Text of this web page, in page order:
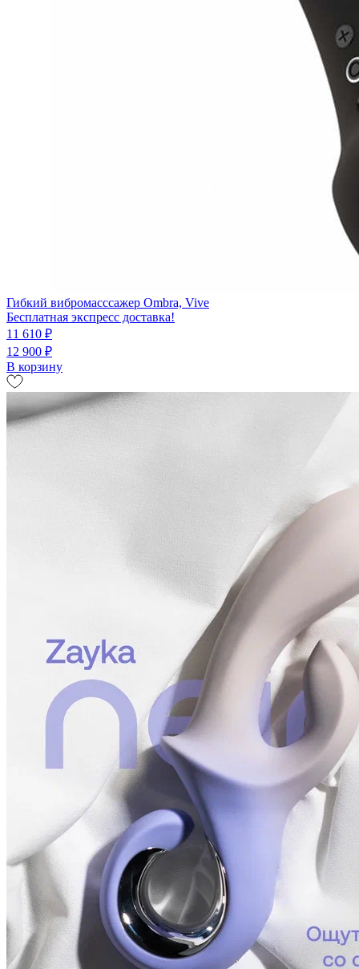
Гибкий вибромасссажер Ombra, Vive
Бесплатная экспресс доставка!
11 610 ₽
12 900 ₽
В корзину